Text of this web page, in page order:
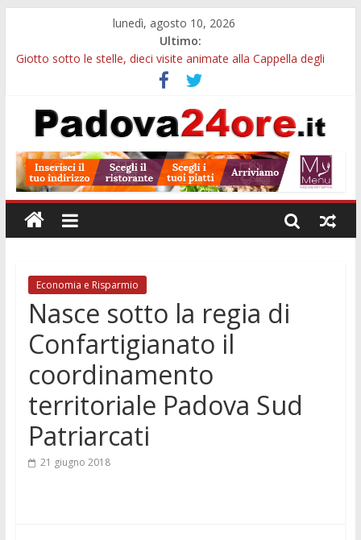
lunedì, agosto 10, 2026
Ultimo:
Giotto sotto le stelle, dieci visite animate alla Cappella degli
Notizie di Padova alle ore 23: borse Eni, musei gratuiti e
scadenze universitarie
Concorso Claudio Scimone, 14mila euro ai giovani musicisti:
Gemellaggi internazionali, 100mila euro ai Comuni veneti:
domande entro il 7 settembre
Alloggi ESU Padova 2026-2027: requisiti, scadenze e domanda
per ottenere un posto letto
Economia e Risparmio
Nasce sotto la regia di
Confartigianato il
coordinamento
territoriale Padova Sud
Patriarcati
21 giugno 2018